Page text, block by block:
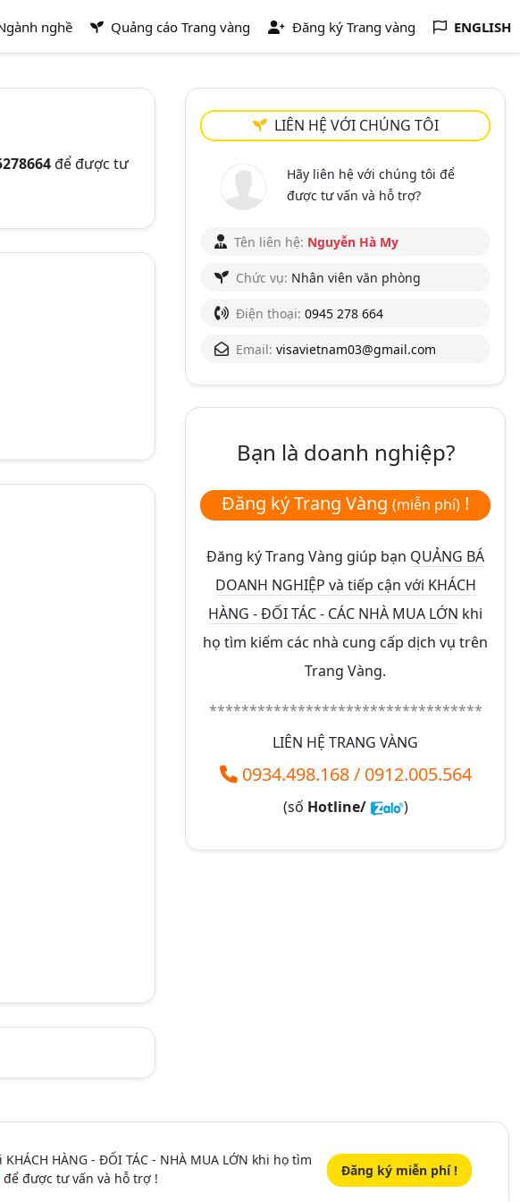
nghề Quảng cáo Trang vàng Đăng ký Trang vàng ENGLISH
để được tư
LIÊN HỆ VỚI CHÚNG TÔI
Hãy liên hệ với chúng tôi để
được tư vấn và hỗ trợ?
Tên liên hệ: Nguyễn Hà My
Chức vụ: Nhân viên văn phòng
Điện thoại: 0945 278 664
Email: visavietnam03@gmail.com
Bạn là doanh nghiệp?
Đăng ký Trang Vàng (miễn phí) !
Đăng ký Trang Vàng giúp bạn QUẢNG BÁ
DOANH NGHIỆP và tiếp cận với KHÁCH
HÀNG - ĐỐI TÁC - CÁC NHÀ MUA LỚN khi
họ tìm kiếm các nhà cung cấp dịch vụ trên
Trang Vàng.
**********************************
LIÊN HỆ TRANG VÀNG
0934.498.168/ 0912.005.564
(số Hotline/ )
HÀNG - ĐỐI TÁC - NHÀ MUA LỚN khi họ tìm
để được tư vấn và hỗ trợ ! Đăng ký miễn phí !